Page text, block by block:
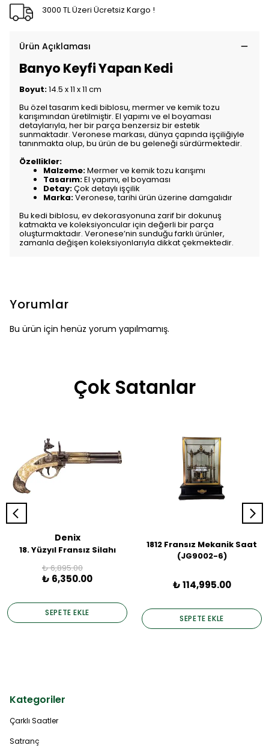
3000 TL Üzeri Ücretsiz Kargo !
Ürün Açıklaması
Banyo Keyfi Yapan Kedi
Boyut:14.5 x 11 x 11 cm
Bu özel tasarım kedi biblosu, mermer ve kemik tozu
karışımından üretilmiştir. El yapımı ve el boyaması
detaylarıyla, her bir parça benzersiz bir estetik
sunmaktadır. Veronese markası, dünya çapında işçiliğiyle
tanınmakta olup, bu ürün de bu geleneği sürdürmektedir.
Özellikler:
Malzeme:Mermer ve kemik tozu karışımı
Tasarım:El yapımı, el boyaması
Detay:Çok detaylı işçilik
Marka:Veronese, tarihi ürün üzerine damgalıdır
Bu kedi biblosu, ev dekorasyonuna zarif bir dokunuş
katmakta ve koleksiyoncular için değerli bir parça
oluşturmaktadır. Veronese’nin sunduğu farklı ürünler,
zamanla değişen koleksiyonlarıyla dikkat çekmektedir.
Yorumlar
Bu ürün için henüz yorum yapılmamış.
Çok Satanlar
Denix
18. Yüzyıl Fransız Silahı
₺ 6,895.00
₺ 6,350.00
SEPETE EKLE
1812 Fransız Mekanik Saat
(JG9002-6)
₺ 114,995.00
SEPETE EKLE
Kategoriler
Çarklı Saatler
Satranç